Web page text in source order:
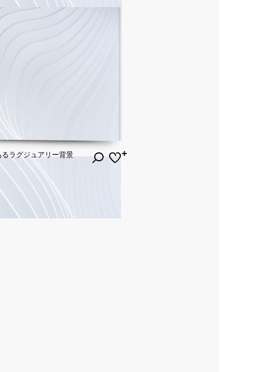
ラグジュアリー背景